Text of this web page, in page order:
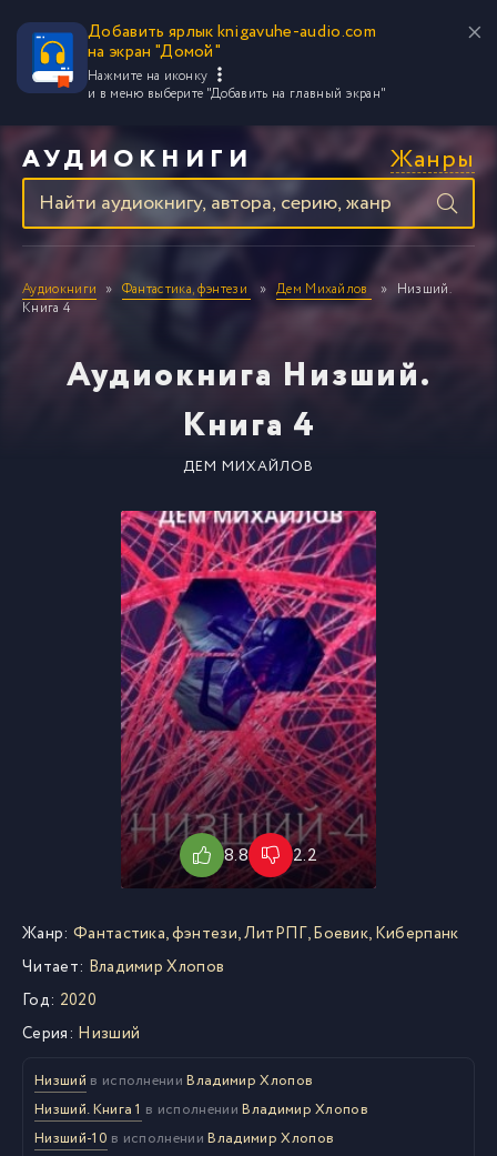
Добавить ярлык knigavuhe-audio.com
на экран "Домой"
Нажмите на иконку
и в меню выберите "Добавить на главный экран"
АУДИОКНИГИ Жанры
Аудиокниги Фантастика, фэнтези Дем Михайлов
Низший.
Книга 4
Аудиокнига Низший.
Книга 4
ДЕМ МИХАЙЛОВ
8.8 2.2
Жанр: Фантастика, фэнтези,ЛитРПГ,Боевик,Киберпанк
Читает: Владимир Хлопов
Год: 2020
Серия: Низший
Низший в исполненииВладимир Хлопов
Низший. Книга 1 в исполненииВладимир Хлопов
Низший-10 в исполненииВладимир Хлопов